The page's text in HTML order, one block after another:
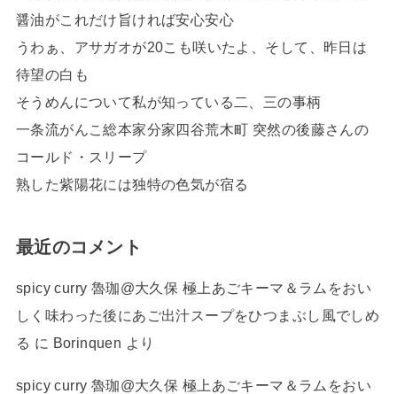
醤油がこれだけ旨ければ安心安心
うわぁ、アサガオが20こも咲いたよ、そして、昨日は
待望の白も
そうめんについて私が知っている二、三の事柄
一条流がんこ総本家分家四谷荒木町 突然の後藤さんの
コールド・スリープ
熟した紫陽花には独特の色気が宿る
最近のコメント
spicy curry 魯珈@大久保 極上あごキーマ＆ラムをおい
しく味わった後にあご出汁スープをひつまぶし風でしめ
る に Borinquen より
spicy curry 魯珈@大久保 極上あごキーマ＆ラムをおい